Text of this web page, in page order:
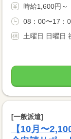
時給1,600円～
08：00〜17：
土曜日 日曜日
[一般派遣]
【10月〜